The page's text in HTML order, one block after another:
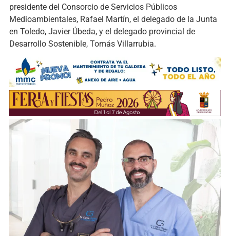
presidente del Consorcio de Servicios Públicos
Medioambientales, Rafael Martín, el delegado de la Junta
en Toledo, Javier Úbeda, y el delegado provincial de
Desarrollo Sostenible, Tomás Villarrubia.